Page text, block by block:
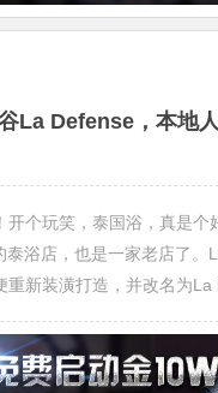
La Defense，本地
个玩笑，泰国浴，真是
泰浴店，也是一家老店了
新装潢打造，并改名为